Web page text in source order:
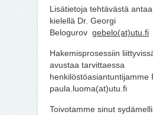
Lisätietoja tehtävästä
kielellä Dr. Georgi
Belogurov gebelo(at)utu.fi
Hakemisprosessiin
avustaa tarvittaessa
henkilöstöasiantuntijamme
paula.luoma(at)utu.fi
Toivotamme sinut